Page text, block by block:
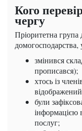
Кого
чергу
Пріоритетна група
домогосподарства,
змінився
прописався);
хтось із
були
інформацією
послуг;